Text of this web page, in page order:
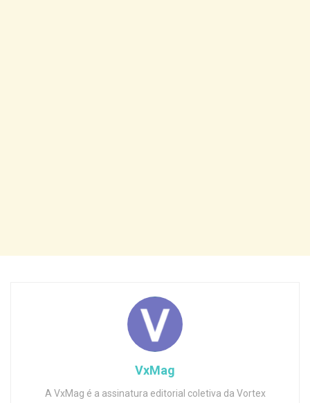
VxMag
A VxMag é a assinatura editorial coletiva da Vortex